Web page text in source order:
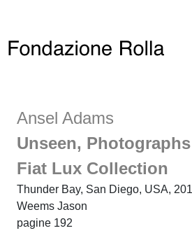
Ansel Adams
Unseen,
Fiat Lux Collection
Thunder Bay, San Diego, USA,
Weems Jason
pagine 192